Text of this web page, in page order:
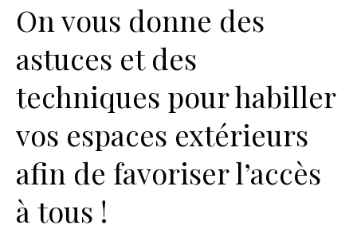
On vous donne des
astuces et des
techniques pour habiller
vos espaces extérieurs
afin de favoriser l’accès
à tous !